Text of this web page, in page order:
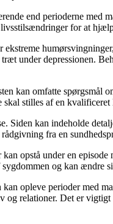
end perioderne med
for at
under depressionen.
kan omfatte spørgsmål
skal stilles af en
kan indeholde
fra en
opstå under en
og kan ændre
opleve perioder med
relationer. Det er